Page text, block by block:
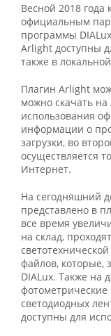
Весной 2018 года
официальным
программы
Arlight доступны
также в
Плагин Arlight
можно скачать
использования
информации о
загрузки, во
осуществляется
Интернет.
На сегодняшний
представлено в
все время
на склад,
файлов, которые,
DIALux. Также на
светодиодных
доступны для